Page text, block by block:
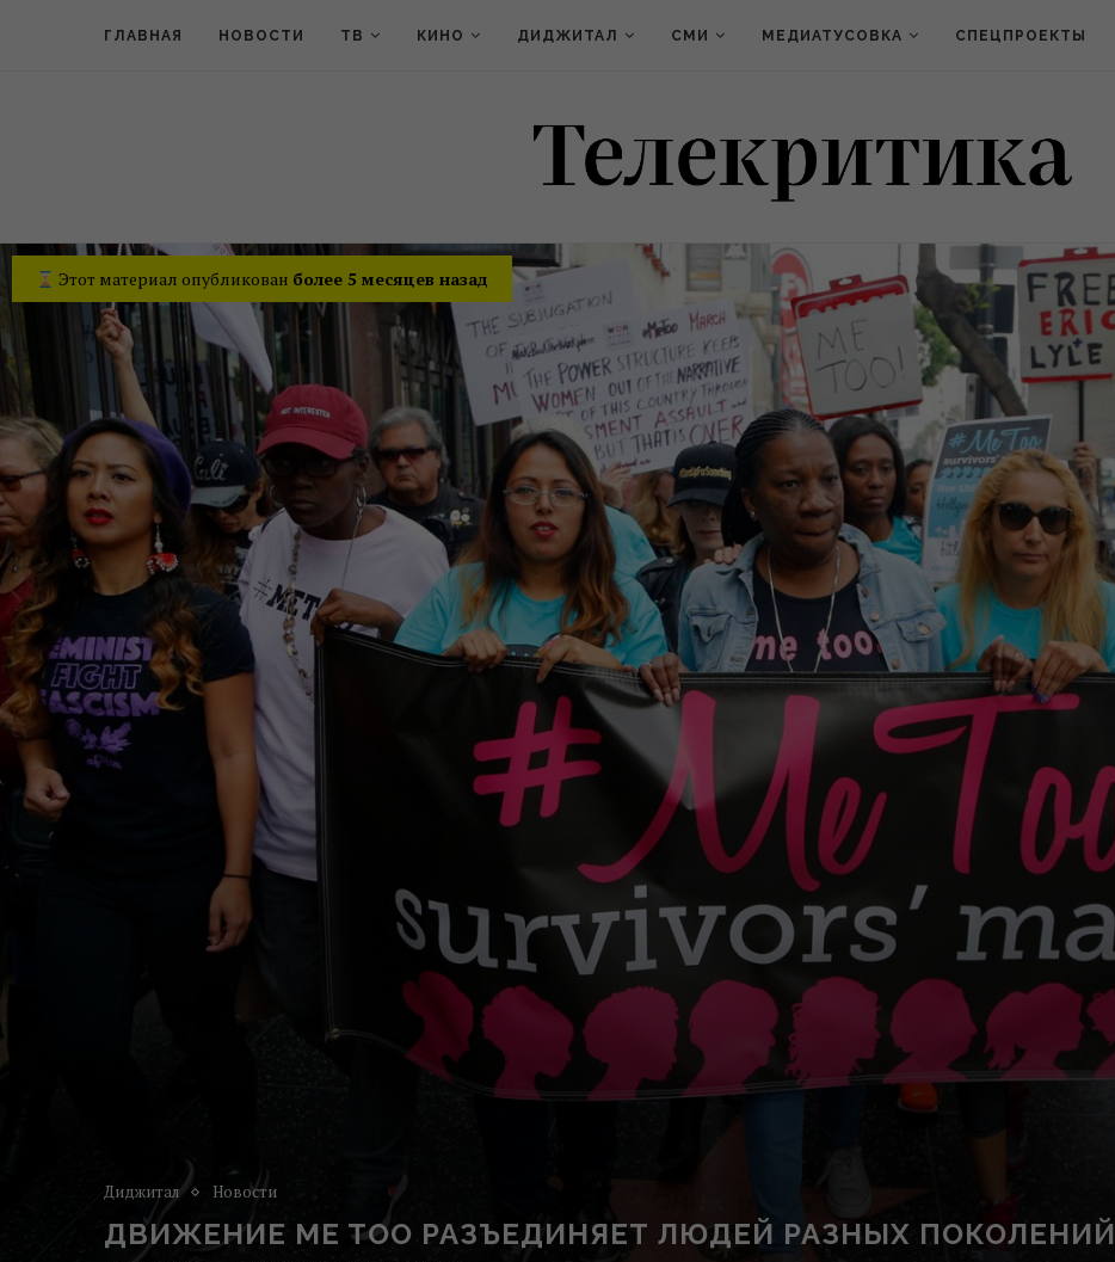
ГЛАВНАЯ НОВОСТИ ТВ КИНО ДИДЖИТАЛ СМИ МЕДИАТУСОВКА СПЕЦПРОЕКТЫ
Этот материал опубликован более 5 месяцев назад
Диджитал Новости
ДВИЖЕНИЕ ME TOO РАЗЪЕДИНЯЕТ ЛЮДЕЙ РАЗНЫХ ПОКОЛЕНИЙ